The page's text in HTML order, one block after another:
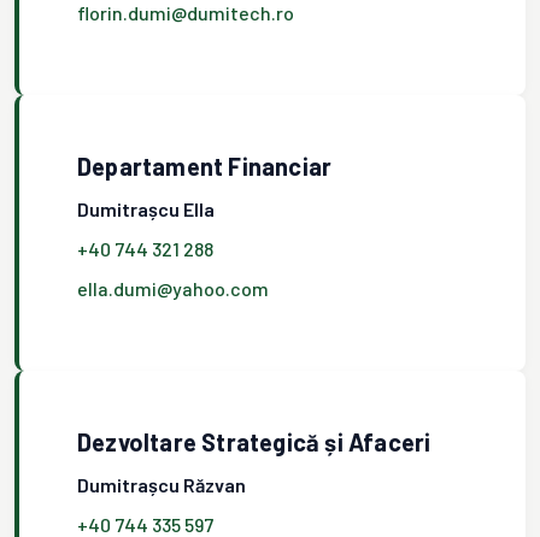
florin.dumi@dumitech.ro
Departament Financiar
Dumitrașcu Ella
+40 744 321 288
ella.dumi@yahoo.com
Dezvoltare Strategică și Afaceri
Dumitrașcu Răzvan
+40 744 335 597